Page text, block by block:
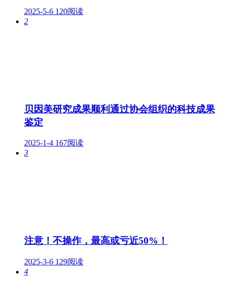
2025-5-6 120阅读
2
贝因美研究成果顺利通过协会组织的科技成果
鉴定
2025-1-4 167阅读
3
注意！不操作，最高或亏近50%！
2025-3-6 129阅读
4